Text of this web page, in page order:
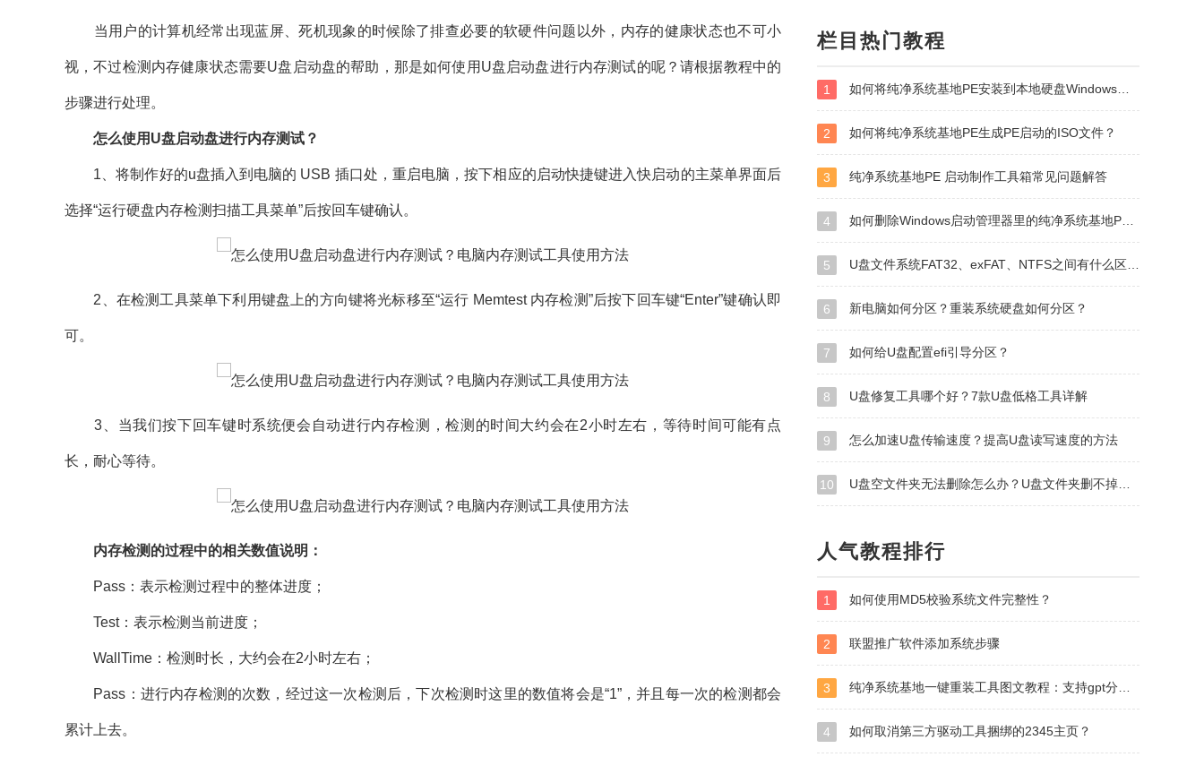
当用户的计算机经常出现蓝屏、死机现象的时候除了排查必要的软硬件问题以外，内存的健康状态也不可小
视，不过检测内存健康状态需要U盘启动盘的帮助，那是如何使用U盘启动盘进行内存测试的呢？请根据教程中的
步骤进行处理。
怎么使用U盘启动盘进行内存测试？
1、将制作好的u盘插入到电脑的 USB 插口处，重启电脑，按下相应的启动快捷键进入快启动的主菜单界面后
选择“运行硬盘内存检测扫描工具菜单”后按回车键确认。
2、在检测工具菜单下利用键盘上的方向键将光标移至“运行 Memtest 内存检测”后按下回车键“Enter”键确认即
可。
3、当我们按下回车键时系统便会自动进行内存检测，检测的时间大约会在2小时左右，等待时间可能有点
长，耐心等待。
内存检测的过程中的相关数值说明：
Pass：表示检测过程中的整体进度；
Test：表示检测当前进度；
WallTime：检测时长，大约会在2小时左右；
Pass：进行内存检测的次数，经过这一次检测后，下次检测时这里的数值将会是“1”，并且每一次的检测都会
累计上去。
栏目热门教程
1 如何将纯净系统基地PE安装到本地硬盘Windows启动管理器？
2 如何将纯净系统基地PE生成PE启动的ISO文件？
3 纯净系统基地PE 启动制作工具箱常见问题解答
4 如何删除Windows启动管理器里的纯净系统基地PE启动菜单？
5 U盘文件系统FAT32、exFAT、NTFS之间有什么区别？
6 新电脑如何分区？重装系统硬盘如何分区？
7 如何给U盘配置efi引导分区？
8 U盘修复工具哪个好？7款U盘低格工具详解
9 怎么加速U盘传输速度？提高U盘读写速度的方法
10 U盘空文件夹无法删除怎么办？U盘文件夹删不掉怎么应对？
人气教程排行
1 如何使用MD5校验系统文件完整性？
2 联盟推广软件添加系统步骤
3 纯净系统基地一键重装工具图文教程：支持gpt分区安装Win7
4 如何取消第三方驱动工具捆绑的2345主页？